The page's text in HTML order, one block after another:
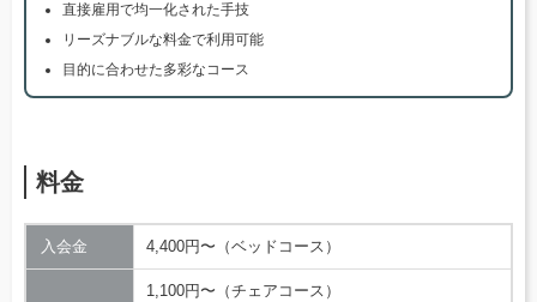
直接雇用で均一化された手技
リーズナブルな料金で利用可能
目的に合わせた多彩なコース
料金
入会金 4,400円〜（ベッドコース）
1,100円〜（チェアコース）